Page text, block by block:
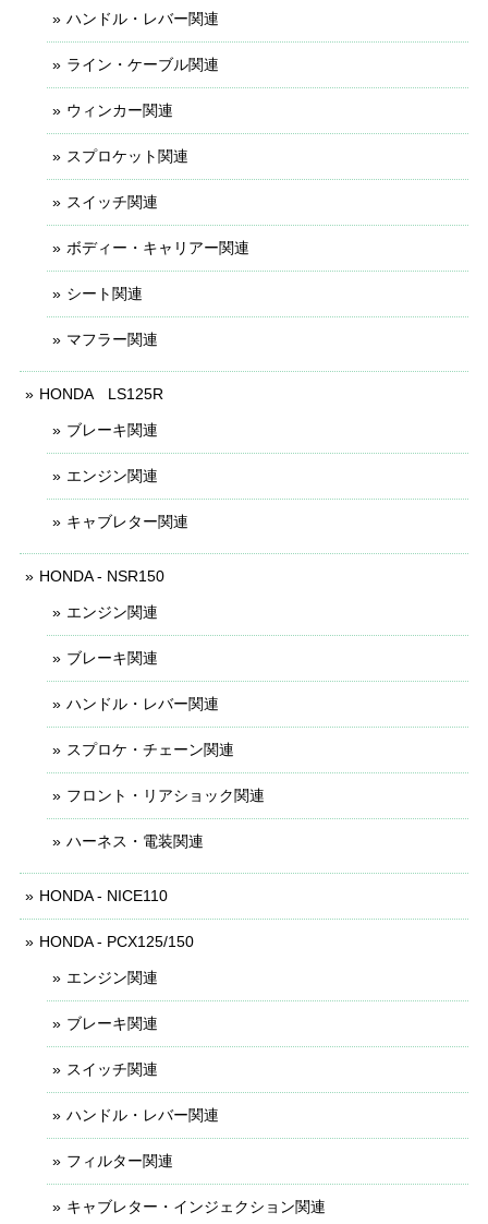
ハンドル・レバー関連
ライン・ケーブル関連
ウィンカー関連
スプロケット関連
スイッチ関連
ボディー・キャリアー関連
シート関連
マフラー関連
HONDA LS125R
ブレーキ関連
エンジン関連
キャブレター関連
HONDA - NSR150
エンジン関連
ブレーキ関連
ハンドル・レバー関連
スプロケ・チェーン関連
フロント・リアショック関連
ハーネス・電装関連
HONDA - NICE110
HONDA - PCX125/150
エンジン関連
ブレーキ関連
スイッチ関連
ハンドル・レバー関連
フィルター関連
キャブレター・インジェクション関連